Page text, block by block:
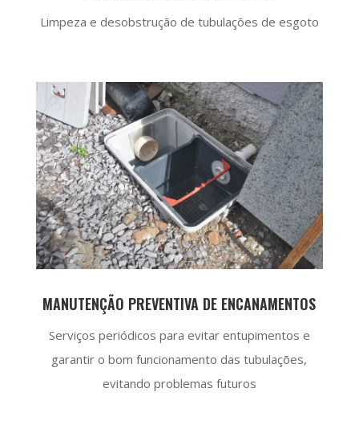
Limpeza e desobstrução de tubulações de esgoto
MANUTENÇÃO PREVENTIVA DE ENCANAMENTOS
Serviços periódicos para evitar entupimentos e
garantir o bom funcionamento das tubulações,
evitando problemas futuros